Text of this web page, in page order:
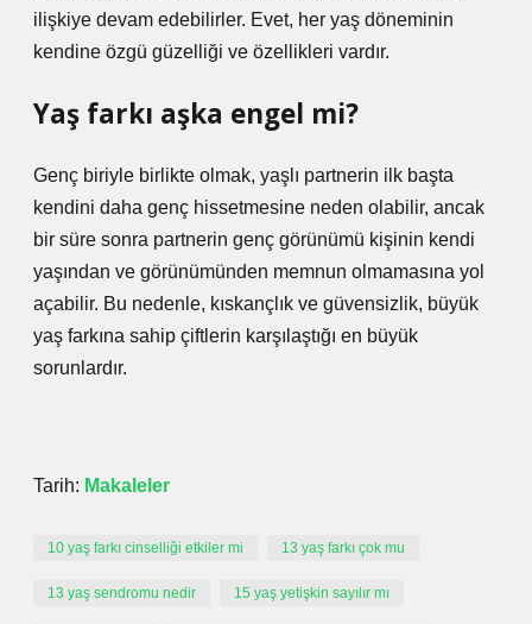
ilişkiye devam edebilirler. Evet, her yaş döneminin
kendine özgü güzelliği ve özellikleri vardır.
Yaş farkı aşka engel mi?
Genç biriyle birlikte olmak, yaşlı partnerin ilk başta
kendini daha genç hissetmesine neden olabilir, ancak
bir süre sonra partnerin genç görünümü kişinin kendi
yaşından ve görünümünden memnun olmamasına yol
açabilir. Bu nedenle, kıskançlık ve güvensizlik, büyük
yaş farkına sahip çiftlerin karşılaştığı en büyük
sorunlardır.
Tarih: Makaleler
10 yaş farkı cinselliği etkiler mi 13 yaş farkı çok mu
13 yaş sendromu nedir 15 yaş yetişkin sayılır mı